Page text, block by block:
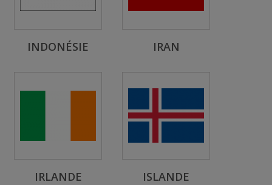
INDONÉSIE IRAN
IRLANDE ISLANDE